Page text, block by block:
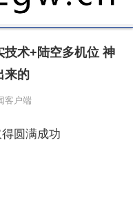
技术+陆空多机位 神
来的
客户端
圆满成功